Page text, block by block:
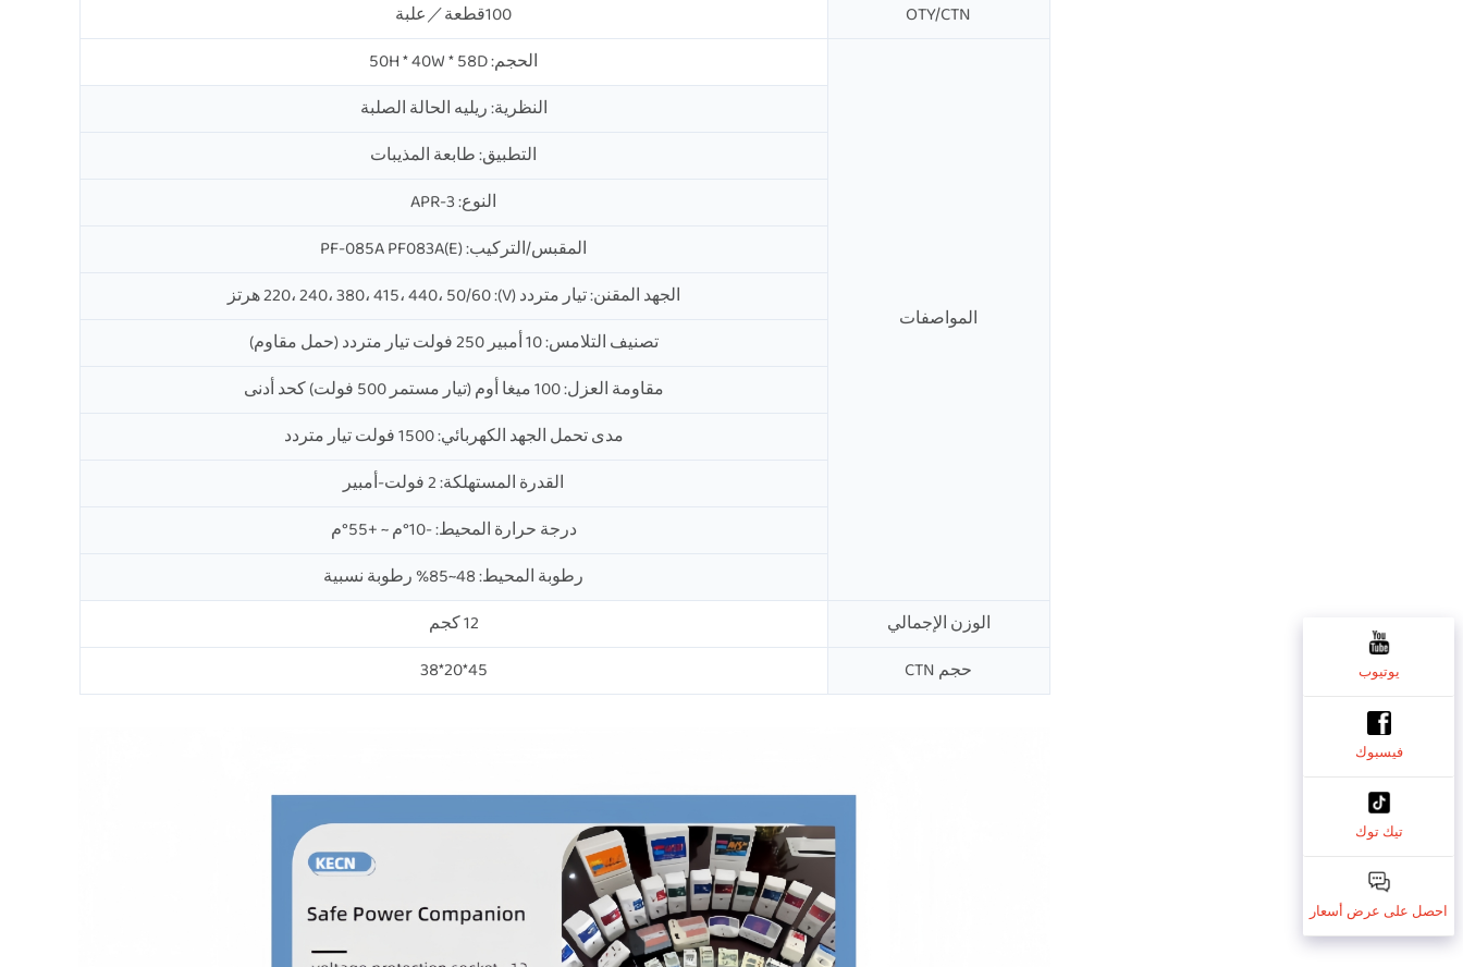
OTY/CTN
100قطعة／علبة
المواصفات
الحجم: 50H * 40W * 58D
النظرية: ريليه الحالة الصلبة
التطبيق: طابعة المذيبات
النوع: APR-3
المقبس/التركيب: PF-085A PF083A(E)
الجهد المقنن: تيار متردد (V): 220، 240، 380، 415، 440، 50/60 هرتز
تصنيف التلامس: 10 أمبير 250 فولت تيار متردد (حمل مقاوم)
مقاومة العزل: 100 ميغا أوم (تيار مستمر 500 فولت) كحد أدنى
مدى تحمل الجهد الكهربائي: 1500 فولت تيار متردد
القدرة المستهلكة: 2 فولت-أمبير
درجة حرارة المحيط: -10°م ~ +55°م
رطوبة المحيط: 48~85% رطوبة نسبية
الوزن الإجمالي
12 كجم
حجم CTN
45*20*38 يوتيوب
فيسبوك
تيك توك
احصل على عرض أسعار